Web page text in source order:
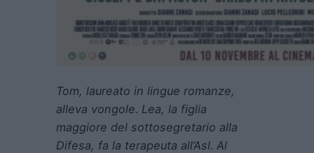
Tom, laureato in lingue romanze,
alleva vongole. Lea, la figlia
maggiore del sottosegretario alla
Difesa, fa la terapeuta all’Asl. Al